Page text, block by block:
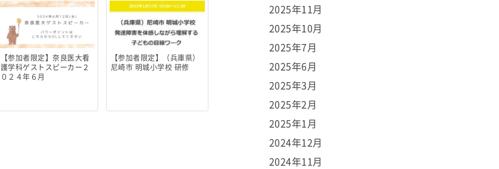
【参加者限定】奈良医大看
護学科ゲストスピーカー２
０２４年６月
【参加者限定】（兵庫県）
尼崎市 明城小学校 研修
2025年11月
2025年10月
2025年7月
2025年6月
2025年3月
2025年2月
2025年1月
2024年12月
2024年11月